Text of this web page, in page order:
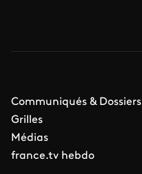
Communiqués & Dossiers
Grilles
Médias
france.tv hebdo